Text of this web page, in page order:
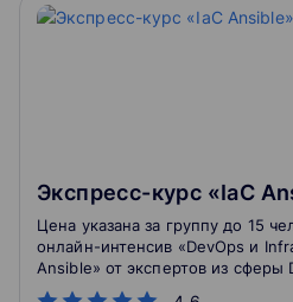
Экспресс-курс «IaC
Цена указана за группу до 15
онлайн-интенсив «DevOps и
Ansible» от экспертов из сферы